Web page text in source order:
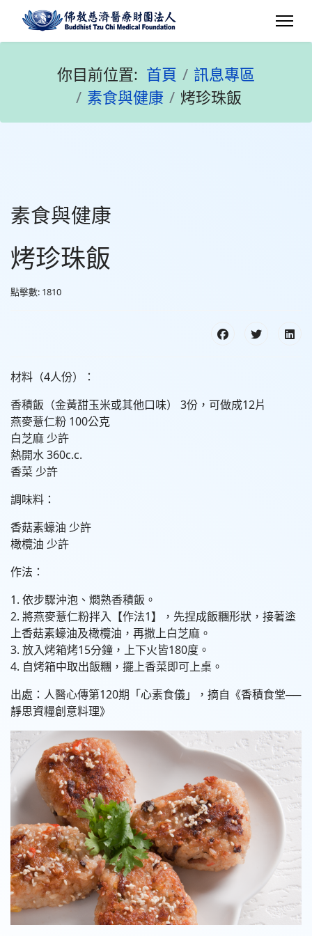
你目前位置: 首頁
訊息專區
素食與健康
烤珍珠飯
素食與健康
烤珍珠飯
點擊數: 1810
材料（4人份）：
香積飯（金黃甜玉米或其他口味） 3份，可做成12片
燕麥薏仁粉 100公克
白芝麻 少許
熱開水 360c.c.
香菜 少許
調味料：
香菇素蠔油 少許
橄欖油 少許
作法：
1. 依步驟沖泡、燜熟香積飯。
2. 將燕麥薏仁粉拌入【作法1】，先捏成飯糰形狀，接著塗
上香菇素蠔油及橄欖油，再撒上白芝麻。
3. 放入烤箱烤15分鐘，上下火皆180度。
4. 自烤箱中取出飯糰，擺上香菜即可上桌。
出處：人醫心傳第120期「心素食儀」，摘自《香積食堂──
靜思資糧創意料理》